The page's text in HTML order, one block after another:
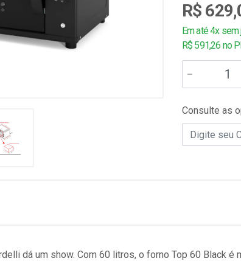
R$
Em até 4x sem
R$ 591,26 no
Consulte as
dá um show. Com 60 litros, o forno Top 60 Black